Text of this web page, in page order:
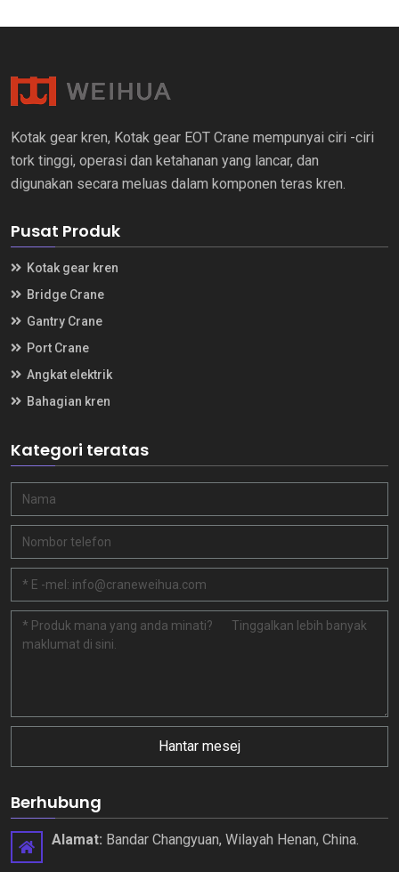
Kotak gear kren, Kotak gear EOT Crane mempunyai ciri -ciri
tork tinggi, operasi dan ketahanan yang lancar, dan
digunakan secara meluas dalam komponen teras kren.
Pusat Produk
Kotak gear kren
Bridge Crane
Gantry Crane
Port Crane
Angkat elektrik
Bahagian kren
Kategori teratas
Hantar mesej
Berhubung
Alamat: Bandar Changyuan, Wilayah Henan, China.